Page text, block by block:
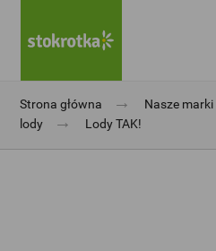
Strona główna → Nasze marki
lody
→ Lody TAK!